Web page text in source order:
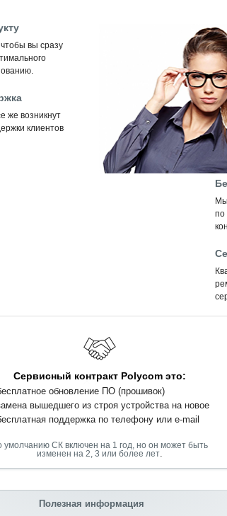
вы сразу
же возникнут
клиентов
Мы
по
Сервисный контракт Polycom это:
обновление ПО (прошивок)
вышедшего из строя устройства на новое
поддержка по телефону или e-mail
умолчанию СК включен на 1 год, но он может быть
изменен на 2, 3 или более лет.
Полезная информация